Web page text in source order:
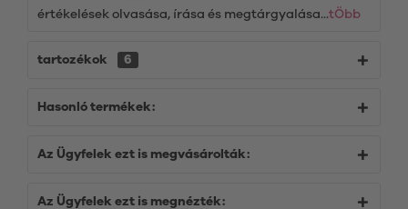
értékelések olvasása, írása és megtárgyalása...tÖbb
tartozékok 6
Hasonló termékek:
Az Ügyfelek ezt is megvásárolták:
Az Ügyfelek ezt is megnézték: